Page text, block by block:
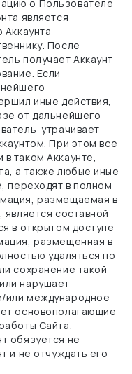
о Пользователе
является
После
получает Аккаунт
Если
иные действия,
от дальнейшего
утрачивает
При этом все
таком Аккаунте,
а также любые иные
переходят в полном
размещаемая в
составной
в открытом доступе
размещенная в
удаляться по
сохранение такой
нарушает
или международное
основополагающие
Сайта.
обязуется не
и не отчуждать его